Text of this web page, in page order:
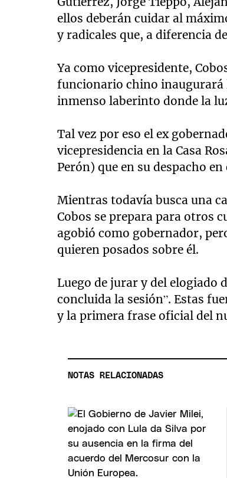
ellos deberán cuidar al
y radicales que, a diferencia
Ya como vicepresidente,
funcionario chino inaugurará
inmenso laberinto donde la
Tal vez por eso el ex
vicepresidencia en la Casa
Perón) que en su despacho en
Mientras todavía busca una
Cobos se prepara para otros
agobió como gobernador,
quieren posados sobre él.
Luego de jurar y del elogiado
concluida la sesión”. Estas
y la primera frase oficial del
NOTAS RELACIONADAS